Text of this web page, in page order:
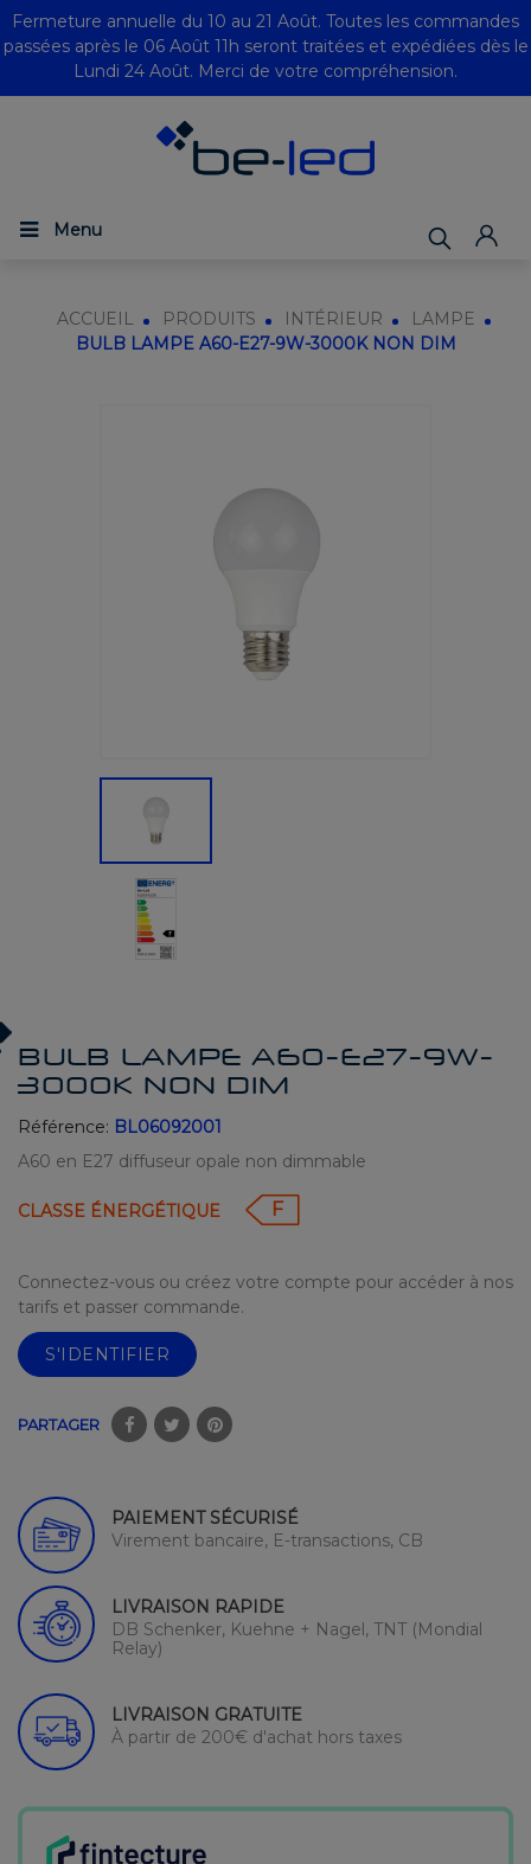
Fermeture annuelle du 10 au 21 Août. Toutes les commandes
passées après le 06 Août 11h seront traitées et expédiées dès le
Lundi 24 Août. Merci de votre compréhension.
Menu
ACCUEIL PRODUITS INTÉRIEUR
LAMPE
BULB LAMPE A60-E27-9W-3000K NON DIM
BULB LAMPE A60-E27-9W-
3000K NON DIM
Référence: BL06092001
A60 en E27 diffuseur opale non dimmable
CLASSE ÉNERGÉTIQUE F
Connectez-vous ou créez votre compte pour accéder à nos
tarifs et passer commande.
S'IDENTIFIER
PARTAGER
PAIEMENT SÉCURISÉ
Virement bancaire, E-transactions, CB
LIVRAISON RAPIDE
DB Schenker, Kuehne + Nagel, TNT (Mondial
Relay)
LIVRAISON GRATUITE
À partir de 200€ d'achat hors taxes